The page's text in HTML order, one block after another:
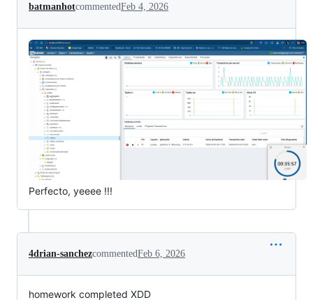
batmanhotcommentedFeb 4, 2026
Perfecto, yeeee !!!
4drian-sanchezcommentedFeb 6, 2026
homework completed XDD